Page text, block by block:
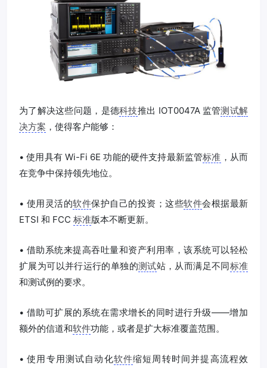
为了解决这些问题，是德科技推出 IOT0047A 监管测试解
决方案 ，使得客户能够：
• 使用具有 Wi-Fi 6E 功能的硬件支持最新监管标准 ，从而
在竞争中保持领先地位。
• 使用灵活的软件保护自己的投资；这些软件会根据最新
ETSI 和 FCC 标准版本不断更新。
• 借助系统来提高吞吐量和资产利用率，该系统可以轻松
扩展为可以并行运行的单独的测试站，从而满足不同标准
和测试例的要求。
• 借助可扩展的系统在需求增长的同时进行升级——增加
额外的信道和软件功能，或者是扩大标准覆盖范围。
• 使用专用测试自动化软件缩短周转时间并提高流程效